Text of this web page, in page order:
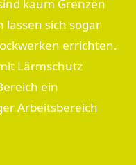
kaum Grenzen
lassen sich sogar
errichten.
Lärmschutz
ein
Arbeitsbereich